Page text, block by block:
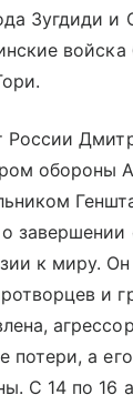
Зугдиди и
войска
России
обороны
завершении
к миру. Он
и
потери, а
С 14 по 16